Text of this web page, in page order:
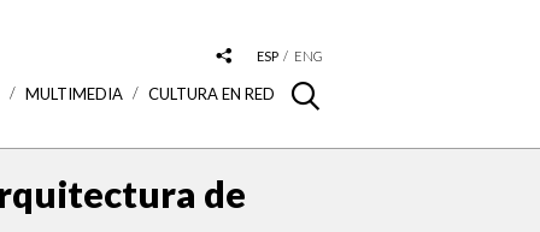
ESP ENG
MULTIMEDIA CULTURA EN RED
de